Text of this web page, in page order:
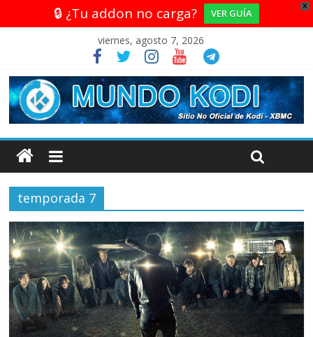
X
🔒 ¿Tu addon no carga? VER GUÍA
viernes, agosto 7, 2026
temporada 7